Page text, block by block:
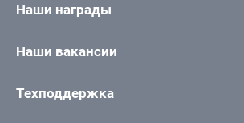
Наши награды
Наши вакансии
Техподдержка